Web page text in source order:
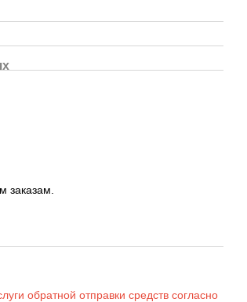
заказам.
обратной отправки средств согласно